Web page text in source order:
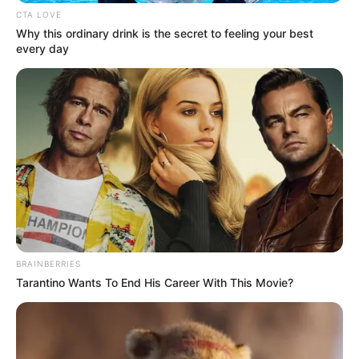
CTA LOVE
Why this ordinary drink is the secret to feeling your best
every day
BRAINBERRIES
Tarantino Wants To End His Career With This Movie?